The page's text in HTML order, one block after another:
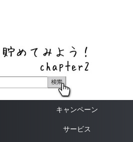
キャンペーン
サービス